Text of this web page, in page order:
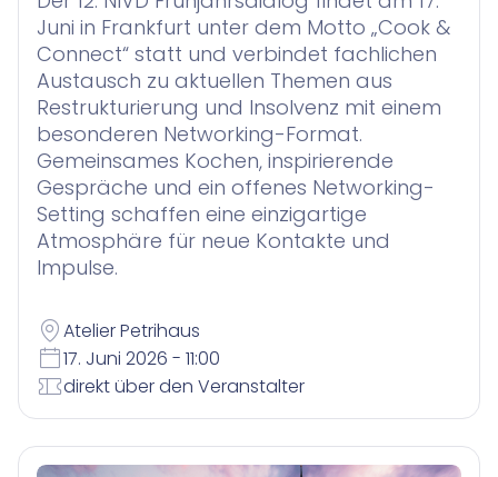
Juni in Frankfurt unter dem Motto „Cook &
Connect“ statt und verbindet fachlichen
Austausch zu aktuellen Themen aus
Restrukturierung und Insolvenz mit einem
besonderen Networking-Format.
Gemeinsames Kochen, inspirierende
Gespräche und ein offenes Networking-
Setting schaffen eine einzigartige
Atmosphäre für neue Kontakte und
Impulse.
Atelier Petrihaus
17. Juni 2026 - 11:00
direkt über den Veranstalter